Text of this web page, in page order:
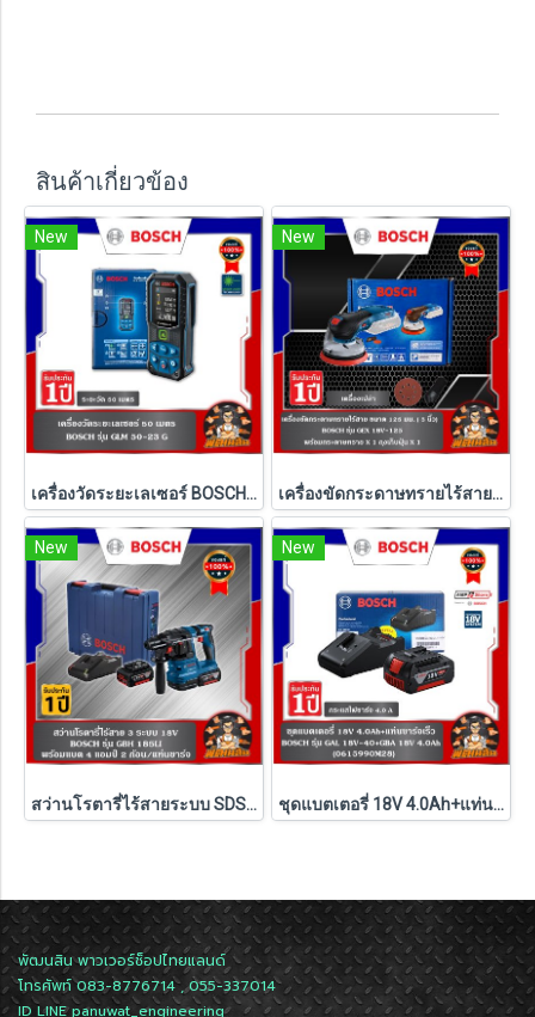
สินค้าเกี่ยวข้อง
New
เครื่องวัดระยะเลเซอร์ BOSCH GLM 50-23 G 50 เมตร
New
เครื่องขัดกระดาษทรายไร้สาย BOSCH รุ่น GEX 18V-125 (เครื่องเปล่า)
New
สว่านโรตารี่ไร้สายระบบ SDS PLUS BOSCH รุ่น GBH 185-LI ครบชุด และ เครื่องเปล่า ( รับประกัน 1 ปี)
New
ชุดแบตเตอรี่ 18V 4.0Ah+แท่นชาร์จเร็ว รุ่น GAL 18V-40+GBA 18V 4.0Ah BOSCH
พัฒนสิน พาวเวอร์ช็อปไทยแลนด์
โทรศัพท์ 083-8776714 , 055-337014
ID LINEpanuwat_engineering